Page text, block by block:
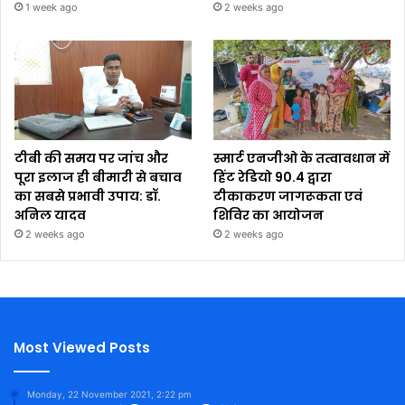
1 week ago 2 weeks ago
टीबी की समय पर जांच और
पूरा इलाज ही बीमारी से बचाव
का सबसे प्रभावी उपाय: डॉ.
अनिल यादव
2 weeks ago
स्मार्ट एनजीओ के तत्वावधान में
हिंट रेडियो 90.4 द्वारा
टीकाकरण जागरूकता एवं
शिविर का आयोजन
2 weeks ago
Most Viewed Posts
Monday, 22 November 2021, 2:22 pm